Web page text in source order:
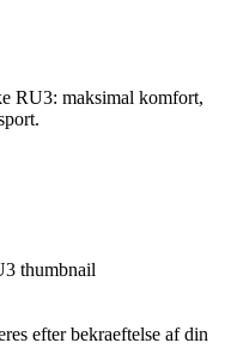
RU3: maksimal komfort,
efter bekraeftelse af din